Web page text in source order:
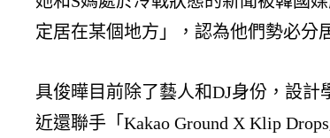
定居在某個地方」，認為他們勢必分
具俊曄目前除了藝人和DJ身份，設
近還聯手「Kakao Ground X Klip